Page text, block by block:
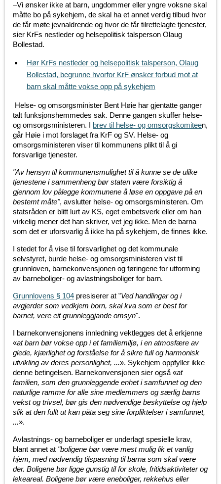
–Vi ønsker ikke at barn, ungdommer eller yngre voksne skal
måtte bo på sykehjem, de skal ha et annet verdig tilbud hvor
de får møte jevnaldrende og hvor de får tilrettelagte tjenester,
sier KrFs nestleder og helsepolitisk talsperson Olaug
Bollestad.
Hør KrFs nestleder og helsepolitisk talsperson, Olaug
Bollestad, begrunne hvorfor KrF ønsker forbud mot at
barn skal måtte vokse opp på sykehjem
Helse- og omsorgsminister Bent Høie har gjentatte ganger
talt funksjonshemmedes sak. Denne gangen skuffer helse-
og omsorgsministeren. I brev til helse- og omsorgskomiteen,
går Høie i mot forslaget fra KrF og SV. Helse- og
omsorgsministeren viser til kommunens plikt til å gi
forsvarlige tjenester.
"Av hensyn til kommunensmulighet til å kunne se de ulike
tjenestene i sammenheng bør staten være forsiktig å
gjennom lov pålegge kommunene å løse en oppgave på en
bestemt måte", avslutter helse- og omsorgsministeren. Om
statsråden er blitt lurt av KS, eget embetsverk eller om han
virkelig mener det han skriver, vet jeg ikke. Men de barna
som det er uforsvarlig å ikke ha på sykehjem, de finnes ikke.
I stedet for å vise til forsvarlighet og det kommunale
selvstyret, burde helse- og omsorgsministeren vist til
grunnloven, barnekonvensjonen og føringene for utforming
av barneboliger- og avlastningsboliger for barn.
Grunnlovens § 104 presiserer at ”Ved handlingar og i
avgjerder som vedkjem born, skal kva som er best for
barnet, vere eit grunnleggjande omsyn".
I barnekonvensjonens innledning vektlegges det å erkjenne
«at barn bør vokse opp i et familiemiljø, i en atmosfære av
glede, kjærlighet og forståelse for å sikre full og harmonisk
utvikling av deres personlighet, ...». Sykehjem oppfyller ikke
denne betingelsen. Barnekonvensjonen sier også «at
familien, som den grunnleggende enhet i samfunnet og den
naturlige ramme for alle sine medlemmers og særlig barns
vekst og trivsel, bør gis den nødvendige beskyttelse og hjelp
slik at den fullt ut kan påta seg sine forpliktelser i samfunnet,
...».
Avlastnings- og barneboliger er underlagt spesielle krav,
blant annet at "boligene bør være mest mulig lik et vanlig
hjem, med nødvendig tilspasning til barna som skal være
der. Boligene bør ligge gunstig til for skole, fritidsaktiviteter og
lekeareal. Boligene bør være eneboliger, rekkehus eller